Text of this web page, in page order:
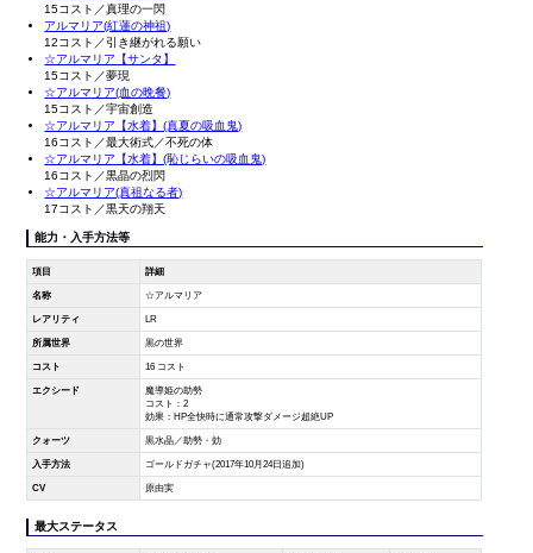
15コスト／真理の一閃
アルマリア(紅蓮の神祖)
12コスト／引き継がれる願い
☆アルマリア【サンタ】
15コスト／夢現
☆アルマリア(血の晩餐)
15コスト／宇宙創造
☆アルマリア【水着】(真夏の吸血鬼)
16コスト／最大術式／不死の体
☆アルマリア【水着】(恥じらいの吸血鬼)
16コスト／黒晶の烈閃
☆アルマリア(真祖なる者)
17コスト／黒天の翔天
能力・入手方法等
項目 詳細
名称 ☆アルマリア
レアリティ LR
所属世界 黒の世界
コスト 16 コスト
エクシード
魔導姫の助勢
コスト：2
効果：HP全快時に通常攻撃ダメージ超絶UP
クォーツ 黒水晶／助勢・効
入手方法 ゴールドガチャ(2017年10月24日追加)
CV 原由実
最大ステータス